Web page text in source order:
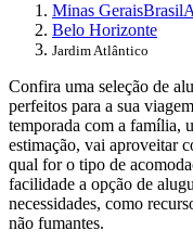
Minas GeraisBrasil
Belo Horizonte
Jardim Atlântico
Confira uma seleção de
perfeitos para a sua
temporada com a família,
estimação, vai aproveitar
qual for o tipo de
facilidade a opção de
necessidades, como
não fumantes.